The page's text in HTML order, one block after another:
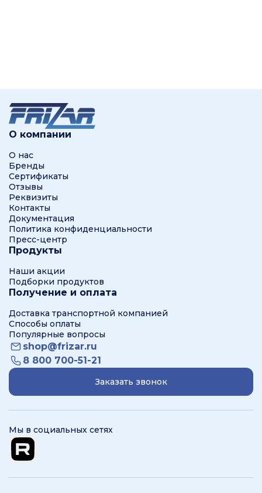
О компании
О нас
Бренды
Сертификаты
Отзывы
Реквизиты
Контакты
Документация
Политика конфиденциальности
Пресс-центр
Продукты
Наши акции
Подборки продуктов
Получение и оплата
Доставка транспортной компанией
Способы оплаты
Популярные вопросы
shop@frizar.ru
8 800 700-51-21
Заказать звонок
Мы в социальных сетях